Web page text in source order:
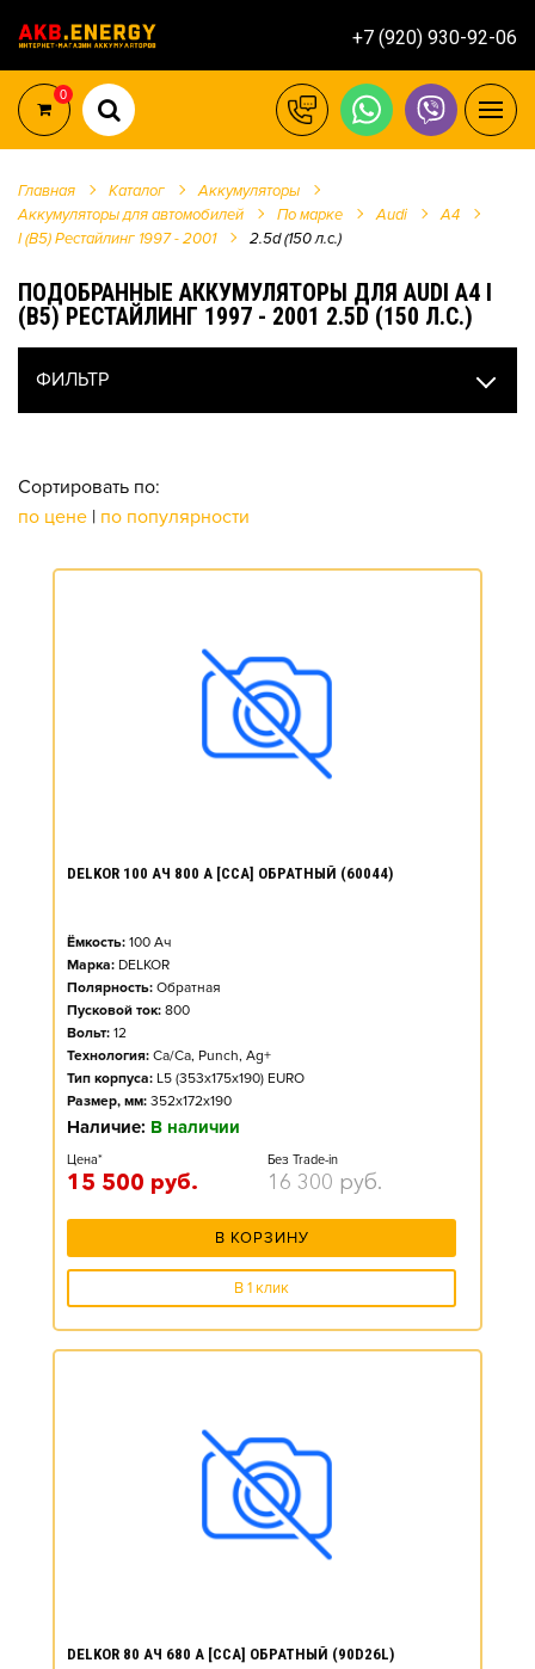
+7 (920) 930-92-06
0
Главная Каталог
Аккумуляторы
Аккумуляторы для автомобилей
По марке Audi
A4
I (B5) Рестайлинг 1997 - 2001
2.5d (150 л.с.)
ПОДОБРАННЫЕ АККУМУЛЯТОРЫ ДЛЯ AUDI A4 I
(B5) РЕСТАЙЛИНГ 1997 - 2001 2.5D (150 Л.С.)
ФИЛЬТР
Сортировать по:
по цене | по популярности
DELKOR 100 АЧ 800 А [CCA] ОБРАТНЫЙ (60044)
Ёмкость: 100 Ач
Марка: DELKOR
Полярность: Обратная
Пусковой ток: 800
Вольт: 12
Технология: Ca/Ca, Punch, Ag+
Тип корпуса: L5 (353x175x190) EURO
Размер, мм: 352x172x190
Наличие: В наличии
Цена*
15 500 руб.
Без Trade-in
16 300 руб.
В КОРЗИНУ
В 1 клик
DELKOR 80 АЧ 680 А [CCA] ОБРАТНЫЙ (90D26L)